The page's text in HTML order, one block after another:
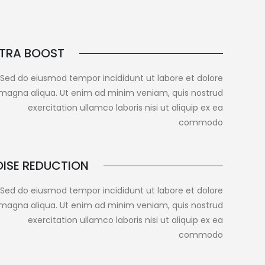
BOOST
Sed do eiusmod tempor incididunt ut labore et dolore
aliqua. Ut enim ad minim veniam, quis nostrud
exercitation ullamco laboris nisi ut aliquip ex ea
commodo
REDUCTION
Sed do eiusmod tempor incididunt ut labore et dolore
aliqua. Ut enim ad minim veniam, quis nostrud
exercitation ullamco laboris nisi ut aliquip ex ea
commodo